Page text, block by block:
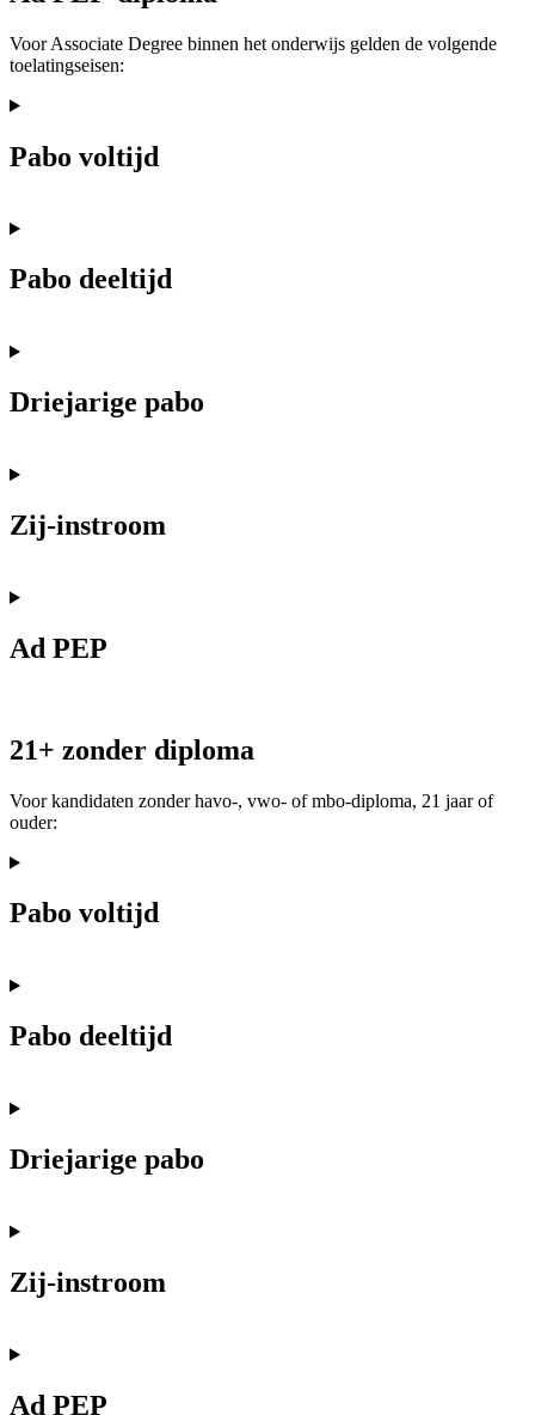
Voor Associate Degree binnen het onderwijs gelden de volgende
toelatingseisen:
Pabo voltijd
Pabo deeltijd
Driejarige pabo
Zij-instroom
Ad PEP
21+ zonder diploma
Voor kandidaten zonder havo-, vwo- of mbo-diploma, 21 jaar of
ouder:
Pabo voltijd
Pabo deeltijd
Driejarige pabo
Zij-instroom
Ad PEP